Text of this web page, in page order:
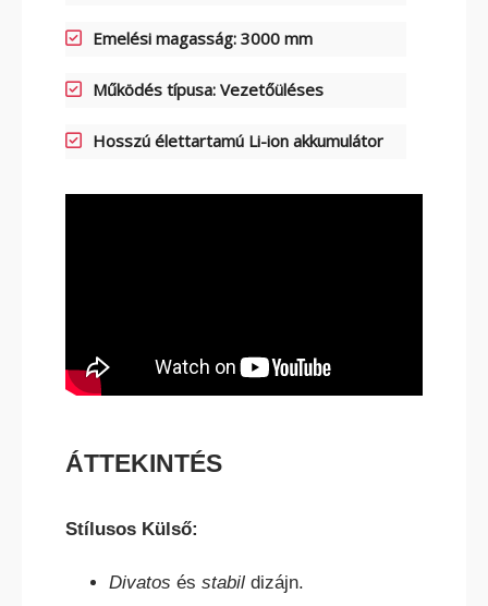
TARGONCA
Emelési magasság: 3000 mm
Működés típusa: Vezetőüléses
Hosszú élettartamú Li-ion akkumulátor
ÁTTEKINTÉS
Stílusos Külső:
Divatos és stabil dizájn.